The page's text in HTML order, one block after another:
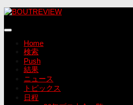
コ
テ
Home
検索
Push
結果
ニュース
トピックス
日程